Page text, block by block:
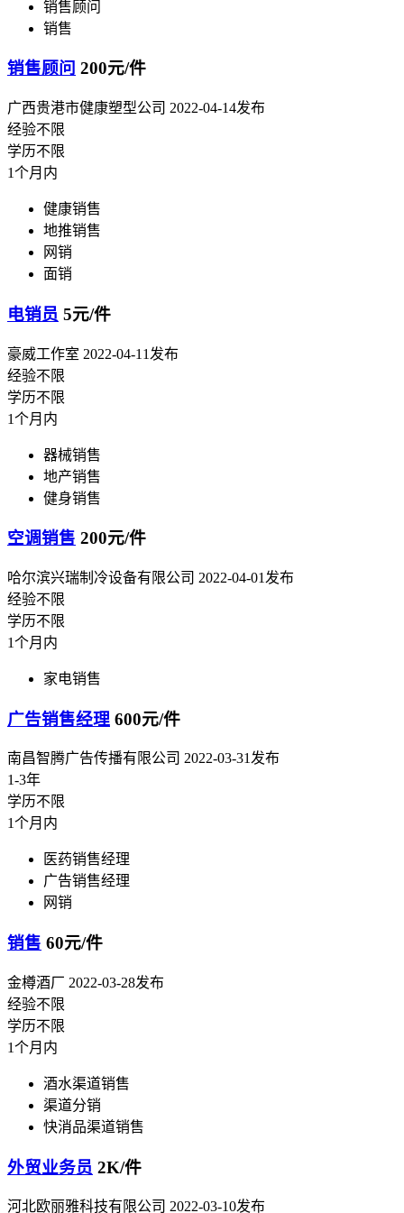
销售顾问
销售
销售顾问 200元/件
广西贵港市健康塑型公司 2022-04-14发布
经验不限
学历不限
1个月内
健康销售
地推销售
网销
面销
电销员 5元/件
豪威工作室 2022-04-11发布
经验不限
学历不限
1个月内
器械销售
地产销售
健身销售
空调销售 200元/件
哈尔滨兴瑞制冷设备有限公司 2022-04-01发布
经验不限
学历不限
1个月内
家电销售
广告销售经理 600元/件
南昌智腾广告传播有限公司 2022-03-31发布
1-3年
学历不限
1个月内
医药销售经理
广告销售经理
网销
销售 60元/件
金樽酒厂 2022-03-28发布
经验不限
学历不限
1个月内
酒水渠道销售
渠道分销
快消品渠道销售
外贸业务员 2K/件
河北欧丽雅科技有限公司 2022-03-10发布